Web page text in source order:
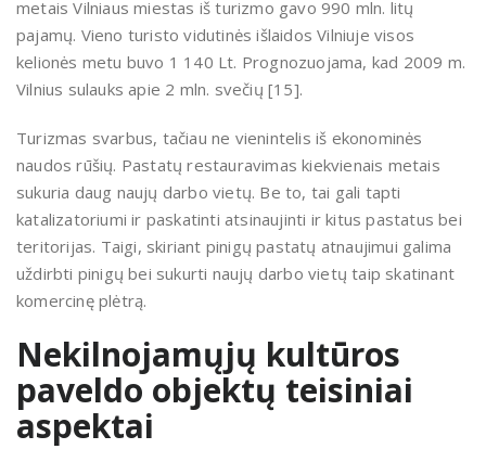
metais Vilniaus miestas iš turizmo gavo 990 mln. litų
pajamų. Vieno turisto vidutinės išlaidos Vilniuje visos
kelionės metu buvo 1 140 Lt. Prognozuojama, kad 2009 m.
Vilnius sulauks apie 2 mln. svečių [15].
Turizmas svarbus, tačiau ne vienintelis iš ekonominės
naudos rūšių. Pastatų restauravimas kiekvienais metais
sukuria daug naujų darbo vietų. Be to, tai gali tapti
katalizatoriumi ir paskatinti atsinaujinti ir kitus pastatus bei
teritorijas. Taigi, skiriant pinigų pastatų atnaujimui galima
uždirbti pinigų bei sukurti naujų darbo vietų taip skatinant
komercinę plėtrą.
Nekilnojamųjų kultūros
paveldo objektų teisiniai
aspektai